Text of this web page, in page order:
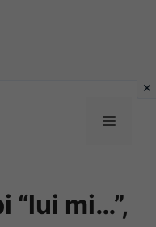
MENU
“lui mi…”,